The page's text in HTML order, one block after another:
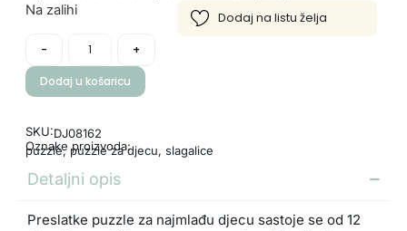
Na zalihi
- +
Dodaj u košaricu
SKU:DJ08162
Oznake proizvoda:
puzzle, puzzle za djecu, slagalice
Detaljni opis
Preslatke puzzle za najmlađu djecu sastoje se od 12